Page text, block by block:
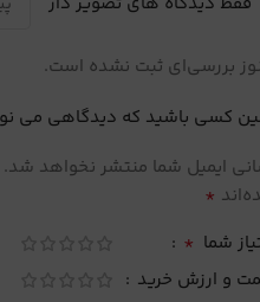
بررسی‌ای ثبت نشده است.
کسی باشید که دیدگاهی می
ایمیل شما منتشر نخواهد شد.
*
شما *
و ارزش خرید